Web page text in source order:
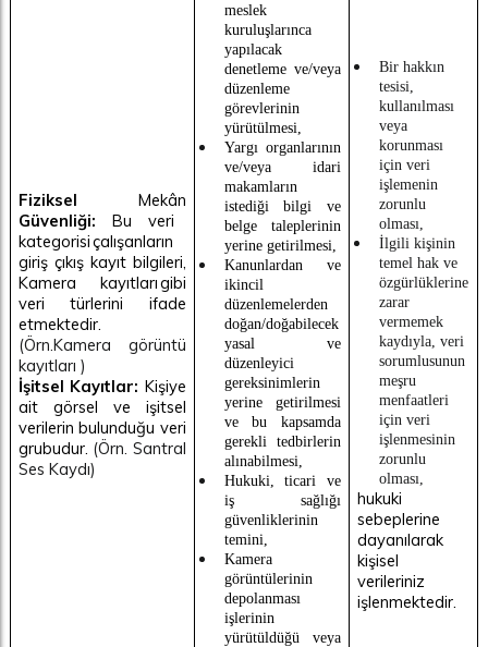
Fiziksel Mekân
Güvenliği:Bu veri
kategorisi çalışanların
giriş çıkış kayıt bilgileri,
Kamera kayıtları gibi
veri türlerini ifade
etmektedir.
(Örn.Kamera görüntü
kayıtları )
İşitsel Kayıtlar: Kişiye
ait görsel ve işitsel
verilerin bulunduğu veri
grubudur. (Örn. Santral
Ses Kaydı)
meslek
kuruluşlarınca
yapılacak
denetleme ve/veya
düzenleme
görevlerinin
yürütülmesi,
Yargı organlarının
ve/veya idari
makamların
istediği bilgi ve
belge taleplerinin
yerine getirilmesi,
Kanunlardan ve
ikincil
düzenlemelerden
doğan/doğabilecek
yasal ve
düzenleyici
gereksinimlerin
yerine getirilmesi
ve bu kapsamda
gerekli tedbirlerin
alınabilmesi,
Hukuki, ticari ve
iş sağlığı
güvenliklerinin
temini,
Kamera
görüntülerinin
depolanması
işlerinin
yürütüldüğü veya
Bir hakkın
tesisi,
kullanılması
veya
korunması
için veri
işlemenin
zorunlu
olması,
İlgili kişinin
temel hak ve
özgürlüklerine
zarar
vermemek
kaydıyla, veri
sorumlusunun
meşru
menfaatleri
için veri
işlenmesinin
zorunlu
olması,
hukuki
sebeplerine
dayanılarak
kişisel
verileriniz
işlenmektedir.